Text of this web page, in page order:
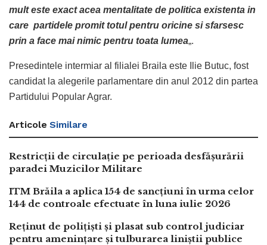
mult este exact acea mentalitate de politica existenta in
care partidele promit totul pentru oricine si sfarsesc
prin a face mai nimic pentru toata lumea„.
Presedintele intermiar al filialei Braila este Ilie Butuc, fost
candidat la alegerile parlamentare din anul 2012 din partea
Partidului Popular Agrar.
Articole Similare
Restricții de circulație pe perioada desfășurării
paradei Muzicilor Militare
ITM Brăila a aplica 154 de sancțiuni în urma celor
144 de controale efectuate în luna iulie 2026
Reținut de polițiști și plasat sub control judiciar
pentru amenințare și tulburarea liniștii publice